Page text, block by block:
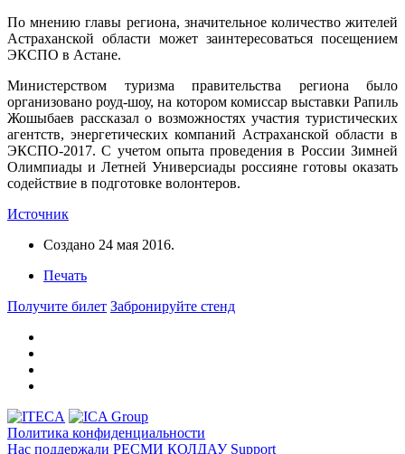
По мнению главы региона, значительное количество жителей
Астраханской области может заинтересоваться посещением
ЭКСПО в Астане.
Министерством туризма правительства региона было
организовано роуд-шоу, на котором комиссар выставки Рапиль
Жошыбаев рассказал о возможностях участия туристических
агентств, энергетических компаний Астраханской области в
ЭКСПО-2017. С учетом опыта проведения в России Зимней
Олимпиады и Летней Универсиады россияне готовы оказать
содействие в подготовке волонтеров.
Источник
Создано 24 мая 2016.
Печать
Получите билет Забронируйте стенд
Политика конфиденциальности
Нас поддержали РЕСМИ ҚОЛДАУ Support